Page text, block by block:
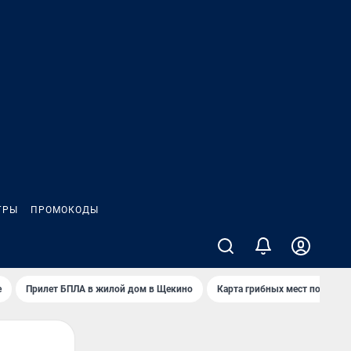
ПРОМОКОДЫ
Прилет БПЛА в жилой дом в Щекино Карта грибных мест под